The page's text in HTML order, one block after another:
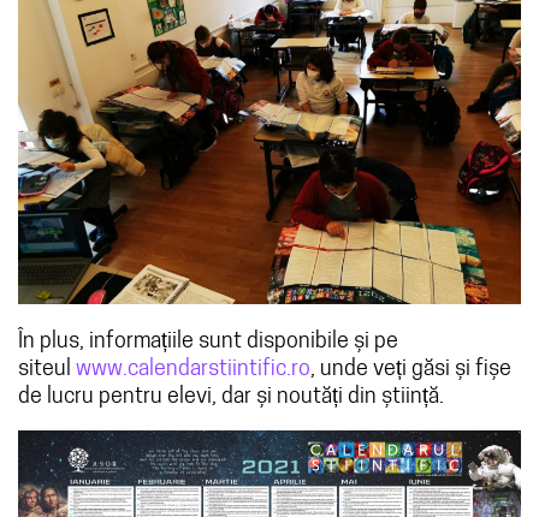
În plus, informațiile sunt disponibile și pe
siteul www.calendarstiintific.ro, unde veți găsi și fișe
de lucru pentru elevi, dar și noutăți din știință.